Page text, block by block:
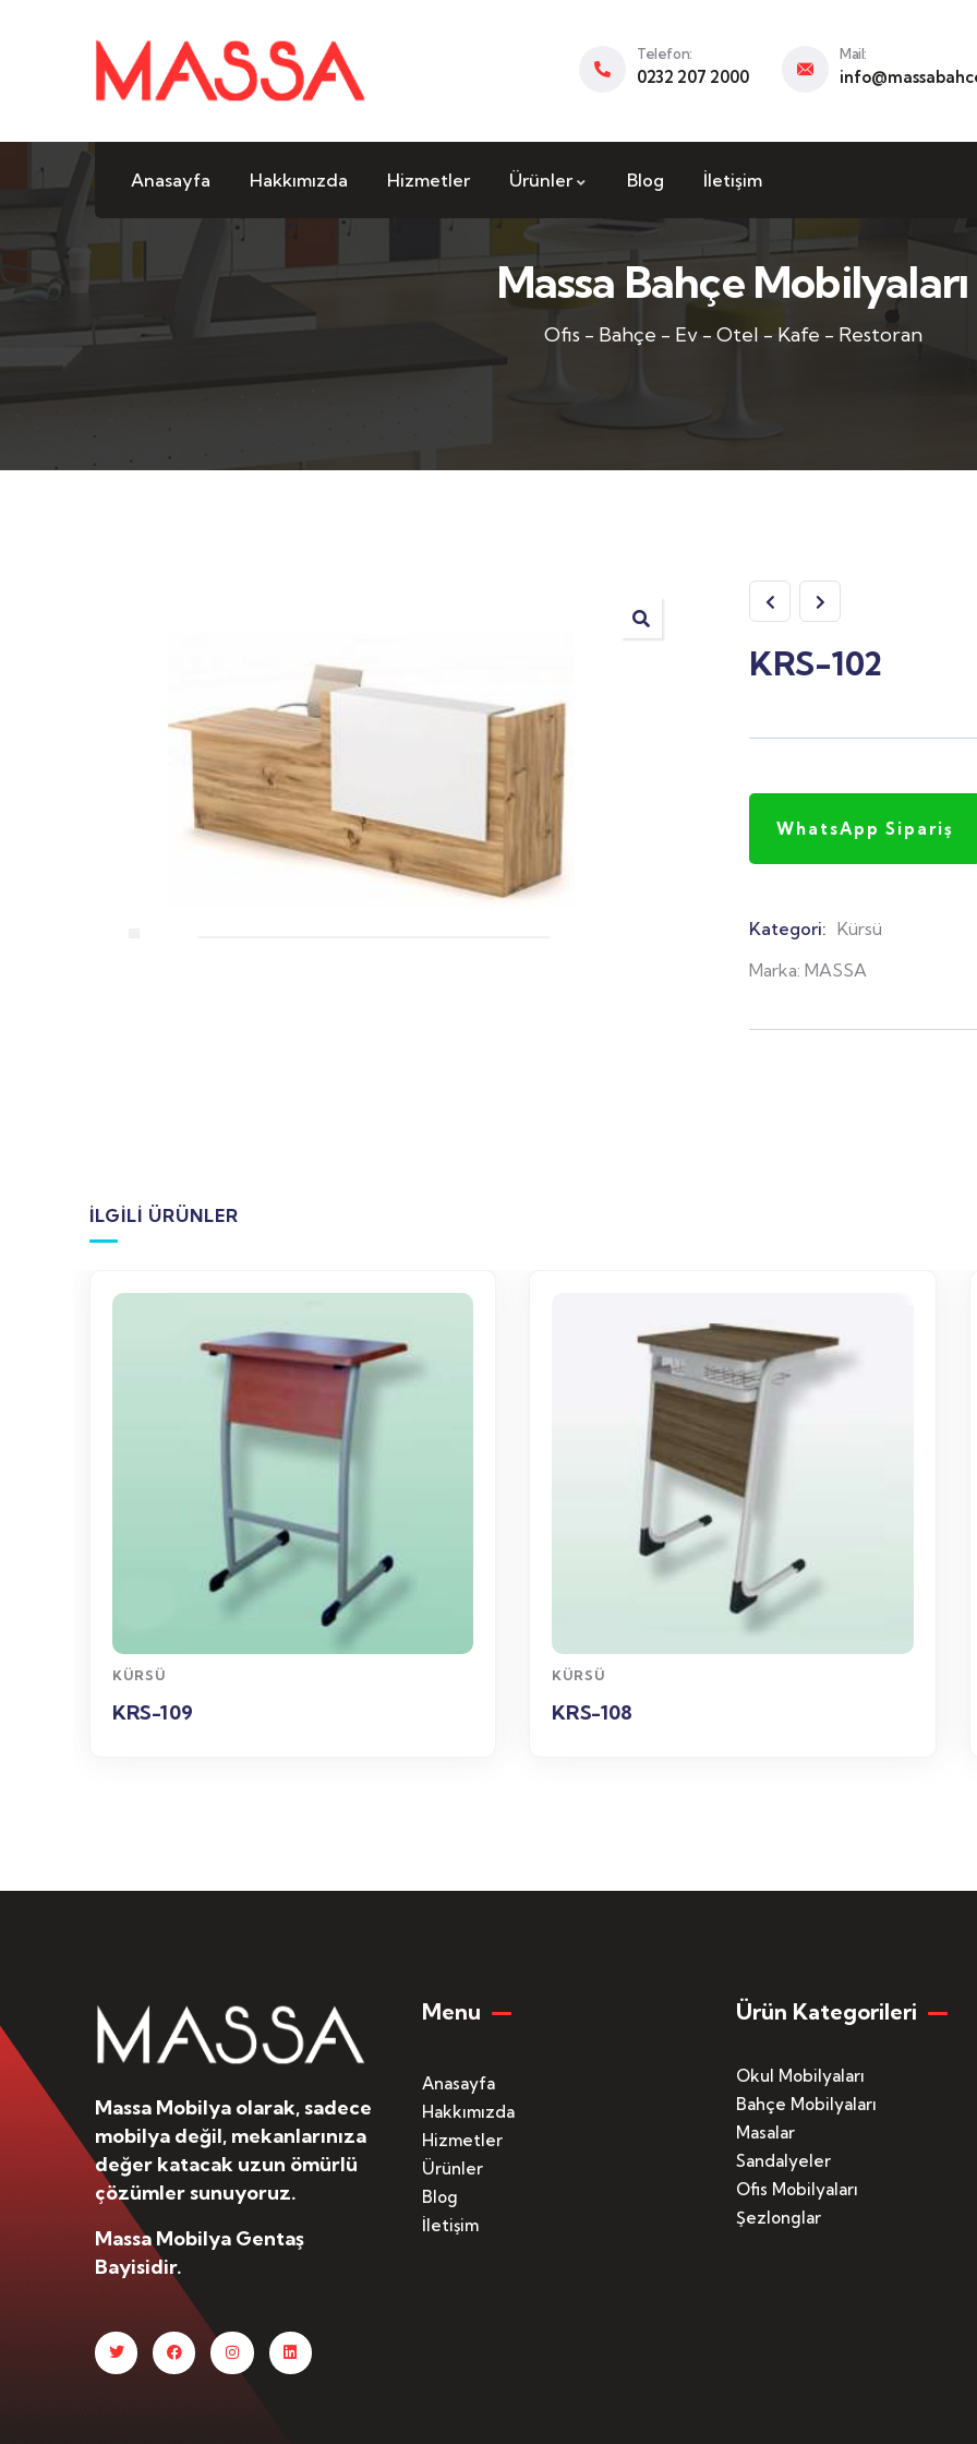
Telefon:
0232 207 2000
Mail:
Anasayfa Hakkımızda Hizmetler Ürünler Blog İletişim
Massa Bahçe Mobilyaları
Ofis - Bahçe - Ev - Otel - Kafe - Restoran
KRS-102
WhatsApp Sipariş
Kategori: Kürsü
Marka: MASSA
İLGILI ÜRÜNLER
WhatsApp
Sipariş
KÜRSÜ
KRS-108
WhatsApp
Sipariş
KÜRSÜ
KRS-106
Massa Mobilya olarak, sadece
mobilya değil, mekanlarınıza
değer katacak uzun ömürlü
çözümler sunuyoruz.
Massa Mobilya Gentaş
Bayisidir.
Menu
Anasayfa
Hakkımızda
Hizmetler
Ürünler
Blog
İletişim
Ürün Kategorileri
Okul Mobilyaları
Bahçe Mobilyaları
Masalar
Sandalyeler
Ofis Mobilyaları
Şezlonglar